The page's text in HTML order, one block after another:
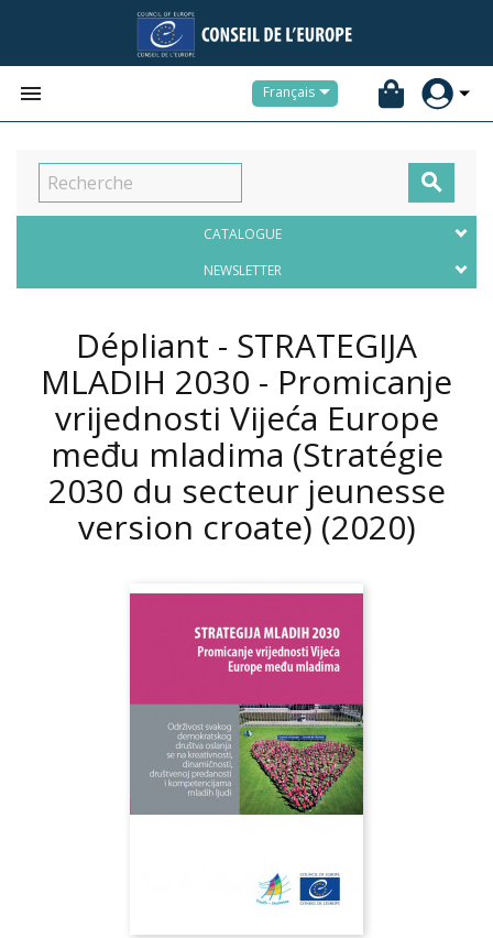
 Français

CATALOGUE
NEWSLETTER
Dépliant - STRATEGIJA
MLADIH 2030 - Promicanje
vrijednosti Vijeća Europe
među mladima (Stratégie
2030 du secteur jeunesse
version croate) (2020)